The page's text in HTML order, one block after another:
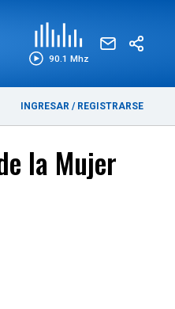
90.1 Mhz
INGRESAR / REGISTRARSE
la Mujer